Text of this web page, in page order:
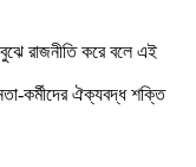
রাজনীতি করে বলে এই
কর্মীদের ঐক্যবদ্ধ শক্তি